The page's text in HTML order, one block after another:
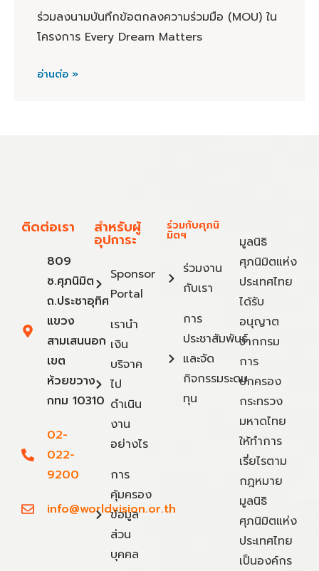
ร่วมลงนามบันทึกข้อตกลงความร่วมมือ (MOU) ใน
โครงการ Every Dream Matters
อ่านต่อ »
ติดต่อเรา
809
ซ.ศุภนิมิต
ถ.ประชาอุทิศ
แขวง
สามเสนนอก
เขต
ห้วยขวาง
กทม 10310
02-
022-
9200
info@worldvision.or.th
สำหรับผู้
อุปการะ
Sponsor
Portal
เรานำ
เงิน
บริจาค
ไป
ดำเนิน
งาน
อย่างไร
การ
คุ้มครอง
ข้อมูล
ส่วน
บุคคล
ร่วมกับศุภนิ
มิตฯ
ร่วมงาน
กับเรา
การ
ประชาสัมพันธ์
และจัด
กิจกรรมระดม
ทุน
มูลนิธิ
ศุภนิมิตแห่ง
ประเทศไทย
ได้รับ
อนุญาต
จากกรม
การ
ปกครอง
กระทรวง
มหาดไทย
ให้ทำการ
เรี่ยไรตาม
กฎหมาย
มูลนิธิ
ศุภนิมิตแห่ง
ประเทศไทย
เป็นองค์กร